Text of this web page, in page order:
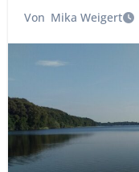
Von Mika Weigert